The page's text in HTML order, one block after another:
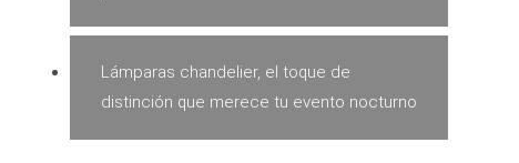
Lámparas chandelier, el toque de
distinción que merece tu evento nocturno